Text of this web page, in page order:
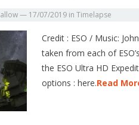
— 17/07/2019 in Timelapse
Credit : ESO / Music:
taken from each of
the ESO Ultra HD
options : here.Read